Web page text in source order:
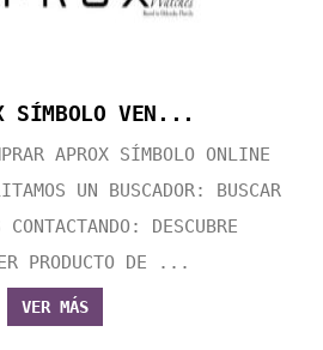
SÍMBOLO VEN...
APROX SÍMBOLO ONLINE
UN BUSCADOR: BUSCAR
DESCUBRE
PRODUCTO DE ...
VER MÁS